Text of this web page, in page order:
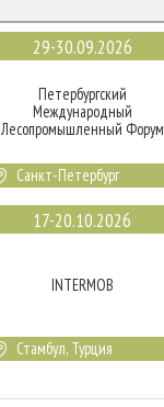
29-30.09.2026
Петербургский
Международный
Лесопромышленный Форум
Санкт-Петербург
17-20.10.2026
INTERMOB
Стамбул, Турция